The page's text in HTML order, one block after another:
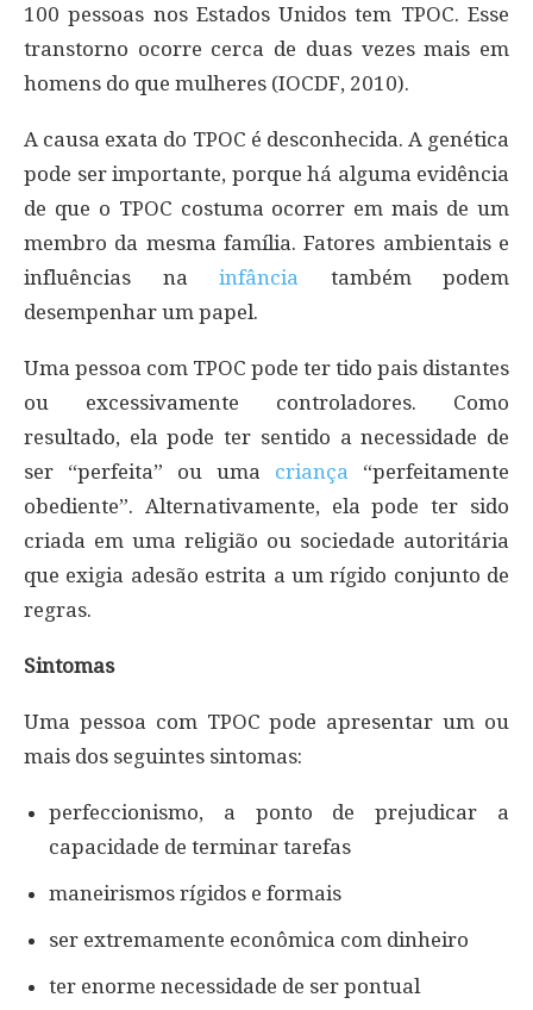
100 pessoas nos Estados Unidos tem TPOC. Esse
transtorno ocorre cerca de duas vezes mais em
homens do que mulheres (IOCDF, 2010).
A causa exata do TPOC é desconhecida. A genética
pode ser importante, porque há alguma evidência
de que o TPOC costuma ocorrer em mais de um
membro da mesma família. Fatores ambientais e
influências na infância também podem
desempenhar um papel.
Uma pessoa com TPOC pode ter tido pais distantes
ou excessivamente controladores. Como
resultado, ela pode ter sentido a necessidade de
ser “perfeita” ou uma criança “perfeitamente
obediente”. Alternativamente, ela pode ter sido
criada em uma religião ou sociedade autoritária
que exigia adesão estrita a um rígido conjunto de
regras.
Sintomas
Uma pessoa com TPOC pode apresentar um ou
mais dos seguintes sintomas:
perfeccionismo, a ponto de prejudicar a
capacidade de terminar tarefas
maneirismos rígidos e formais
ser extremamente econômica com dinheiro
ter enorme necessidade de ser pontual